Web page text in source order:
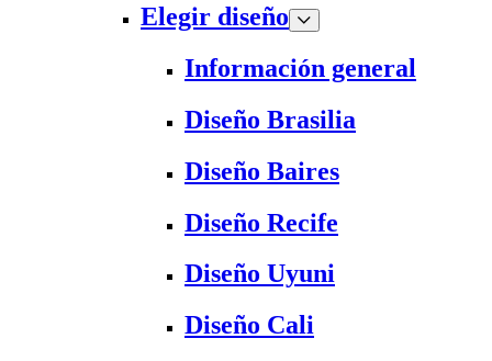
Elegir diseño
Información general
Diseño Brasilia
Diseño Baires
Diseño Recife
Diseño Uyuni
Diseño Cali